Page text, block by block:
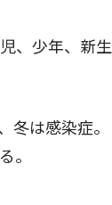
、少年、新生
は感染症。
。